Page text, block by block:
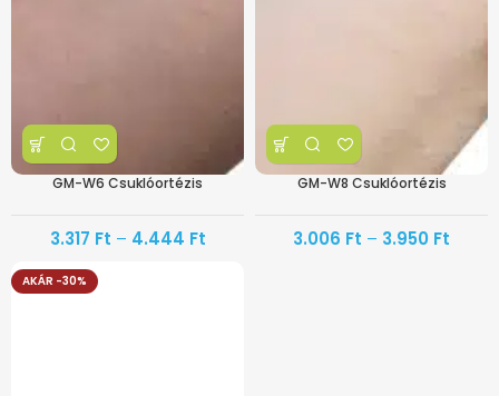
GM-W6 Csuklóortézis
3.317 Ft – 4.444 Ft
GM-W8 Csuklóortézis
3.006 Ft – 3.950 Ft
AKÁR -30%